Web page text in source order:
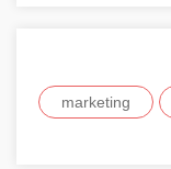
marketing